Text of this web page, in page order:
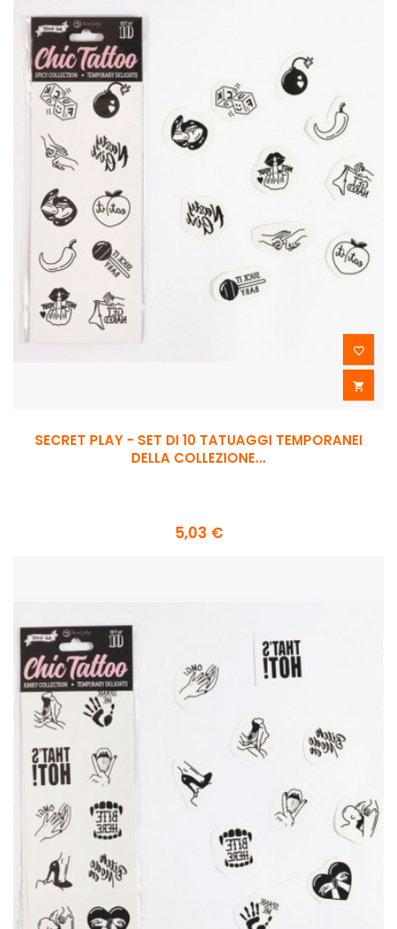


SECRET PLAY - SET DI 10 TATUAGGI TEMPORANEI
DELLA COLLEZIONE...
5,03 €